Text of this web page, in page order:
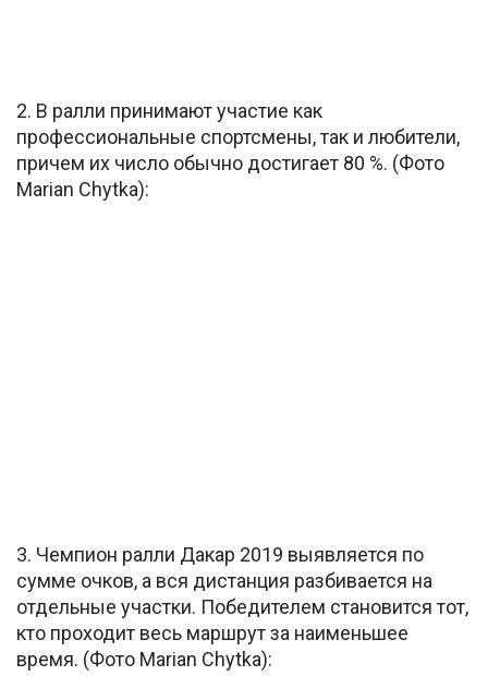
2. В ралли принимают участие как
профессиональные спортсмены, так и любители,
причем их число обычно достигает 80 %. (Фото
Marian Chytka):
3. Чемпион ралли Дакар 2019 выявляется по
сумме очков, а вся дистанция разбивается на
отдельные участки. Победителем становится тот,
кто проходит весь маршрут за наименьшее
время. (Фото Marian Chytka):